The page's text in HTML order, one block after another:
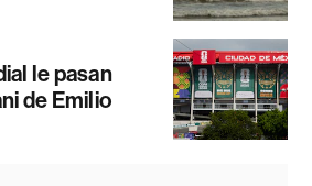
le pasan
de Emilio